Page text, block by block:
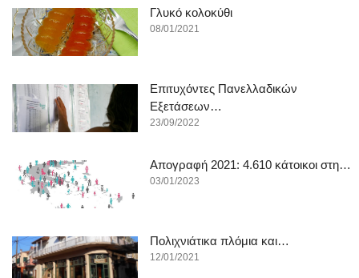
Γλυκό κολοκύθι
08/01/2021
Επιτυχόντες Πανελλαδικών
Εξετάσεων…
23/09/2022
Απογραφή 2021: 4.610 κάτοικοι στη…
03/01/2023
Πολιχνιάτικα πλόμια και…
12/01/2021